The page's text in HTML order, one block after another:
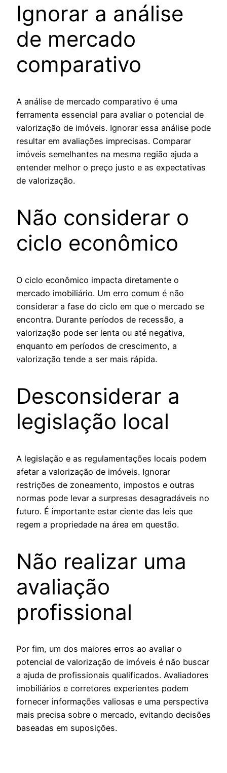
Ignorar a análise
de mercado
comparativo
A análise de mercado comparativo é uma
ferramenta essencial para avaliar o potencial de
valorização de imóveis. Ignorar essa análise pode
resultar em avaliações imprecisas. Comparar
imóveis semelhantes na mesma região ajuda a
entender melhor o preço justo e as expectativas
de valorização.
Não considerar o
ciclo econômico
O ciclo econômico impacta diretamente o
mercado imobiliário. Um erro comum é não
considerar a fase do ciclo em que o mercado se
encontra. Durante períodos de recessão, a
valorização pode ser lenta ou até negativa,
enquanto em períodos de crescimento, a
valorização tende a ser mais rápida.
Desconsiderar a
legislação local
A legislação e as regulamentações locais podem
afetar a valorização de imóveis. Ignorar
restrições de zoneamento, impostos e outras
normas pode levar a surpresas desagradáveis no
futuro. É importante estar ciente das leis que
regem a propriedade na área em questão.
Não realizar uma
avaliação
profissional
Por fim, um dos maiores erros ao avaliar o
potencial de valorização de imóveis é não buscar
a ajuda de profissionais qualificados. Avaliadores
imobiliários e corretores experientes podem
fornecer informações valiosas e uma perspectiva
mais precisa sobre o mercado, evitando decisões
baseadas em suposições.